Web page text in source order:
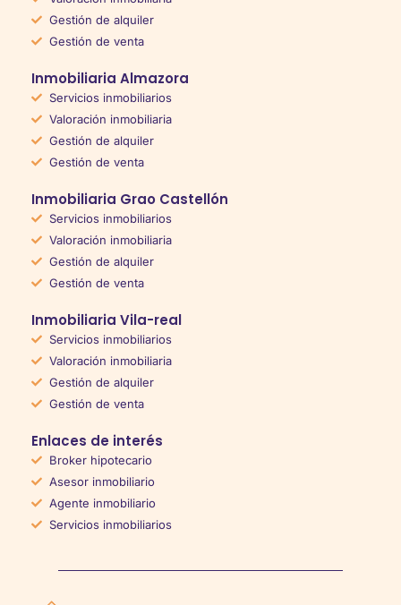
Gestión de alquiler
Gestión de venta
Inmobiliaria Almazora
Servicios inmobiliarios
Valoración inmobiliaria
Gestión de alquiler
Gestión de venta
Inmobiliaria Grao Castellón
Servicios inmobiliarios
Valoración inmobiliaria
Gestión de alquiler
Gestión de venta
Inmobiliaria Vila-real
Servicios inmobiliarios
Valoración inmobiliaria
Gestión de alquiler
Gestión de venta
Enlaces de interés
Broker hipotecario
Asesor inmobiliario
Agente inmobiliario
Servicios inmobiliarios